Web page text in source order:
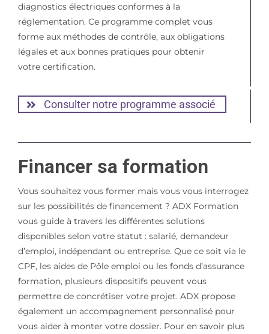
diagnostics électriques conformes à la
réglementation. Ce programme complet vous
forme aux méthodes de contrôle, aux obligations
légales et aux bonnes pratiques pour obtenir
votre certification.
Consulter notre programme associé
Financer sa formation
Vous souhaitez vous former mais vous vous interrogez
sur les possibilités de financement ? ADX Formation
vous guide à travers les différentes solutions
disponibles selon votre statut : salarié, demandeur
d’emploi, indépendant ou entreprise. Que ce soit via le
CPF, les aides de Pôle emploi ou les fonds d’assurance
formation, plusieurs dispositifs peuvent vous
permettre de concrétiser votre projet. ADX propose
également un accompagnement personnalisé pour
vous aider à monter votre dossier. Pour en savoir plus